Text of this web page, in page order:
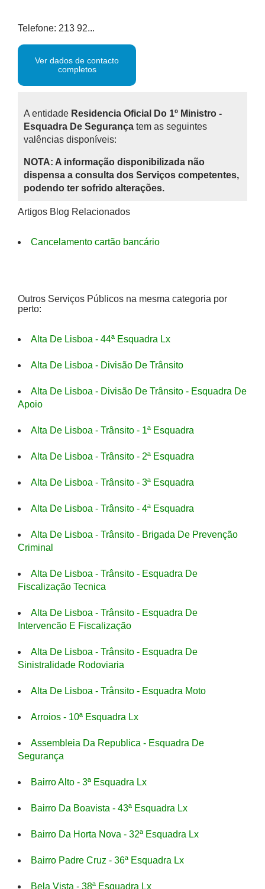
Telefone: 213 92...
Ver dados de contacto
completos
A entidade Residencia Oficial Do 1º Ministro -
Esquadra De Segurança tem as seguintes
valências disponíveis:
NOTA: A informação disponibilizada não
dispensa a consulta dos Serviços competentes,
podendo ter sofrido alterações.
Artigos Blog Relacionados
Cancelamento cartão bancário
Outros Serviços Públicos na mesma categoria por
perto:
Alta De Lisboa - 44ª Esquadra Lx
Alta De Lisboa - Divisão De Trânsito
Alta De Lisboa - Divisão De Trânsito - Esquadra De
Apoio
Alta De Lisboa - Trânsito - 1ª Esquadra
Alta De Lisboa - Trânsito - 2ª Esquadra
Alta De Lisboa - Trânsito - 3ª Esquadra
Alta De Lisboa - Trânsito - 4ª Esquadra
Alta De Lisboa - Trânsito - Brigada De Prevenção
Criminal
Alta De Lisboa - Trânsito - Esquadra De
Fiscalização Tecnica
Alta De Lisboa - Trânsito - Esquadra De
Intervencão E Fiscalização
Alta De Lisboa - Trânsito - Esquadra De
Sinistralidade Rodoviaria
Alta De Lisboa - Trânsito - Esquadra Moto
Arroios - 10ª Esquadra Lx
Assembleia Da Republica - Esquadra De
Segurança
Bairro Alto - 3ª Esquadra Lx
Bairro Da Boavista - 43ª Esquadra Lx
Bairro Da Horta Nova - 32ª Esquadra Lx
Bairro Padre Cruz - 36ª Esquadra Lx
Bela Vista - 38ª Esquadra Lx